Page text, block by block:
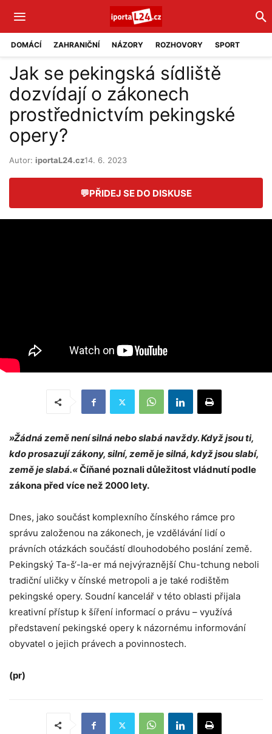
DOMÁCÍ ZAHRANIČNÍ NÁZORY ROZHOVORY SPORT
Jak se pekingská sídliště
dozvídají o zákonech
prostřednictvím pekingské
opery?
Autor: iportaL24.cz14. 6. 2023
💬PŘIDEJ SE DO DISKUSE
»Žádná země není silná nebo slabá navždy. Když jsou ti,
kdo prosazují zákony, silní, země je silná, když jsou slabí,
země je slabá.«Číňané poznali důležitost vládnutí podle
zákona před více než 2000 lety.
Dnes, jako součást komplexního čínského rámce pro
správu založenou na zákonech, je vzdělávání lidí o
právních otázkách součástí dlouhodobého poslání země.
Pekingský Ta-š‘-la-er má nejvýraznější Chu-tchung neboli
tradiční uličky v čínské metropoli a je také rodištěm
pekingské opery. Soudní kancelář v této oblasti přijala
kreativní přístup k šíření informací o právu – využívá
představení pekingské opery k názornému informování
obyvatel o jejich právech a povinnostech.
(pr)